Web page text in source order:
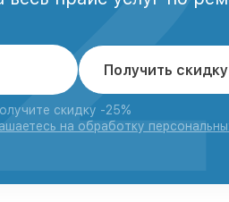
Получить скидку
скидку -25%
на обработку